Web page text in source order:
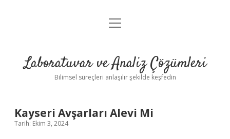
Anasayfa
Yasal Uyarı
menüyü
Laboratuvar ve Analiz Çözümleri
Bilimsel süreçleri anlaşılır şekilde keşfedin
Kayseri Avşarları Alevi Mi
Tarih: Ekim 3, 2024